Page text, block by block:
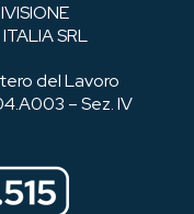
SRL
del Lavoro
– Sez. IV